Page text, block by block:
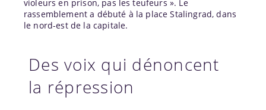
violeurs en prison, pas les teufeurs ». Le
rassemblement a débuté à la place Stalingrad, dans
le nord-est de la capitale.
Des voix qui dénoncent
la répression